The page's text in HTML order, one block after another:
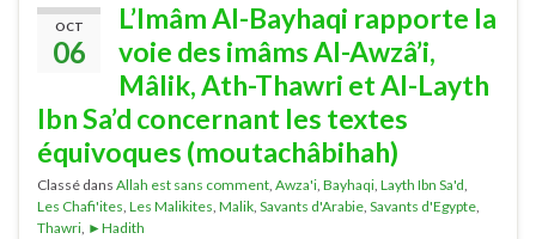
OCT
06
L’Imâm Al-Bayhaqi rapporte la
voie des imâms Al-Awzâ’i,
Mâlik, Ath-Thawri et Al-Layth
Ibn Sa’d concernant les textes
équivoques (moutachâbihah)
Classé dans Allah est sans comment, Awza'i, Bayhaqi, Layth Ibn Sa'd,
Les Chafi'ites, Les Malikites, Malik, Savants d'Arabie, Savants d'Egypte,
Thawri, ►Hadith